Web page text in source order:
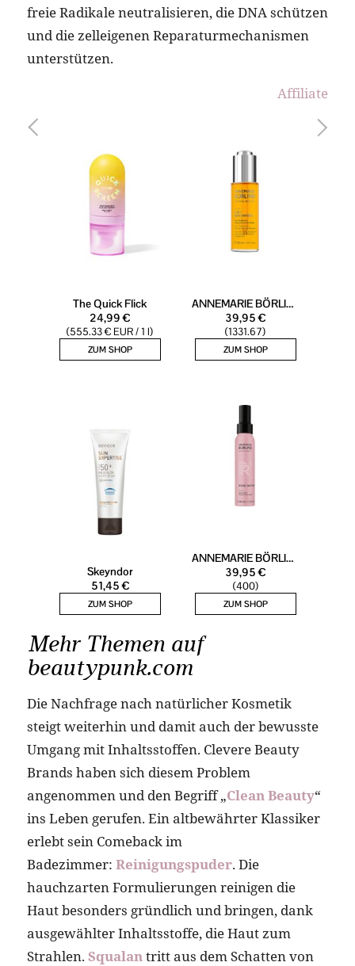
freie Radikale neutralisieren, die DNA schützen
und die zelleigenen Reparaturmechanismen
unterstützen.
Affiliate
Mehr Themen auf
beautypunk.com
Die Nachfrage nach natürlicher Kosmetik
steigt weiterhin und damit auch der bewusste
Umgang mit Inhaltsstoffen. Clevere Beauty
Brands haben sich diesem Problem
angenommen und den Begriff „Clean Beauty“
ins Leben gerufen. Ein altbewährter Klassiker
erlebt sein Comeback im
Badezimmer: Reinigungspuder. Die
hauchzarten Formulierungen reinigen die
Haut besonders gründlich und bringen, dank
ausgewählter Inhaltsstoffe, die Haut zum
Strahlen. Squalan tritt aus dem Schatten von